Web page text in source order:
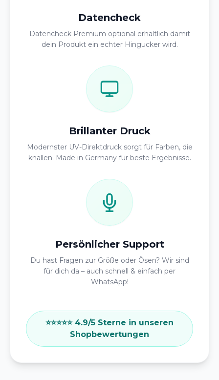
Datencheck
Datencheck Premium optional erhältlich damit
dein Produkt ein echter Hingucker wird.
Brillanter Druck
Modernster UV-Direktdruck sorgt für Farben, die
knallen. Made in Germany für beste Ergebnisse.
Persönlicher Support
Du hast Fragen zur Größe oder Ösen? Wir sind
für dich da – auch schnell & einfach per
WhatsApp!
⭐️⭐️⭐️⭐️⭐️ 4.9/5 Sterne in unseren
Shopbewertungen